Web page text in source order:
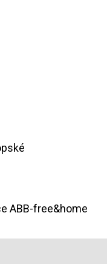
ABB-free&home